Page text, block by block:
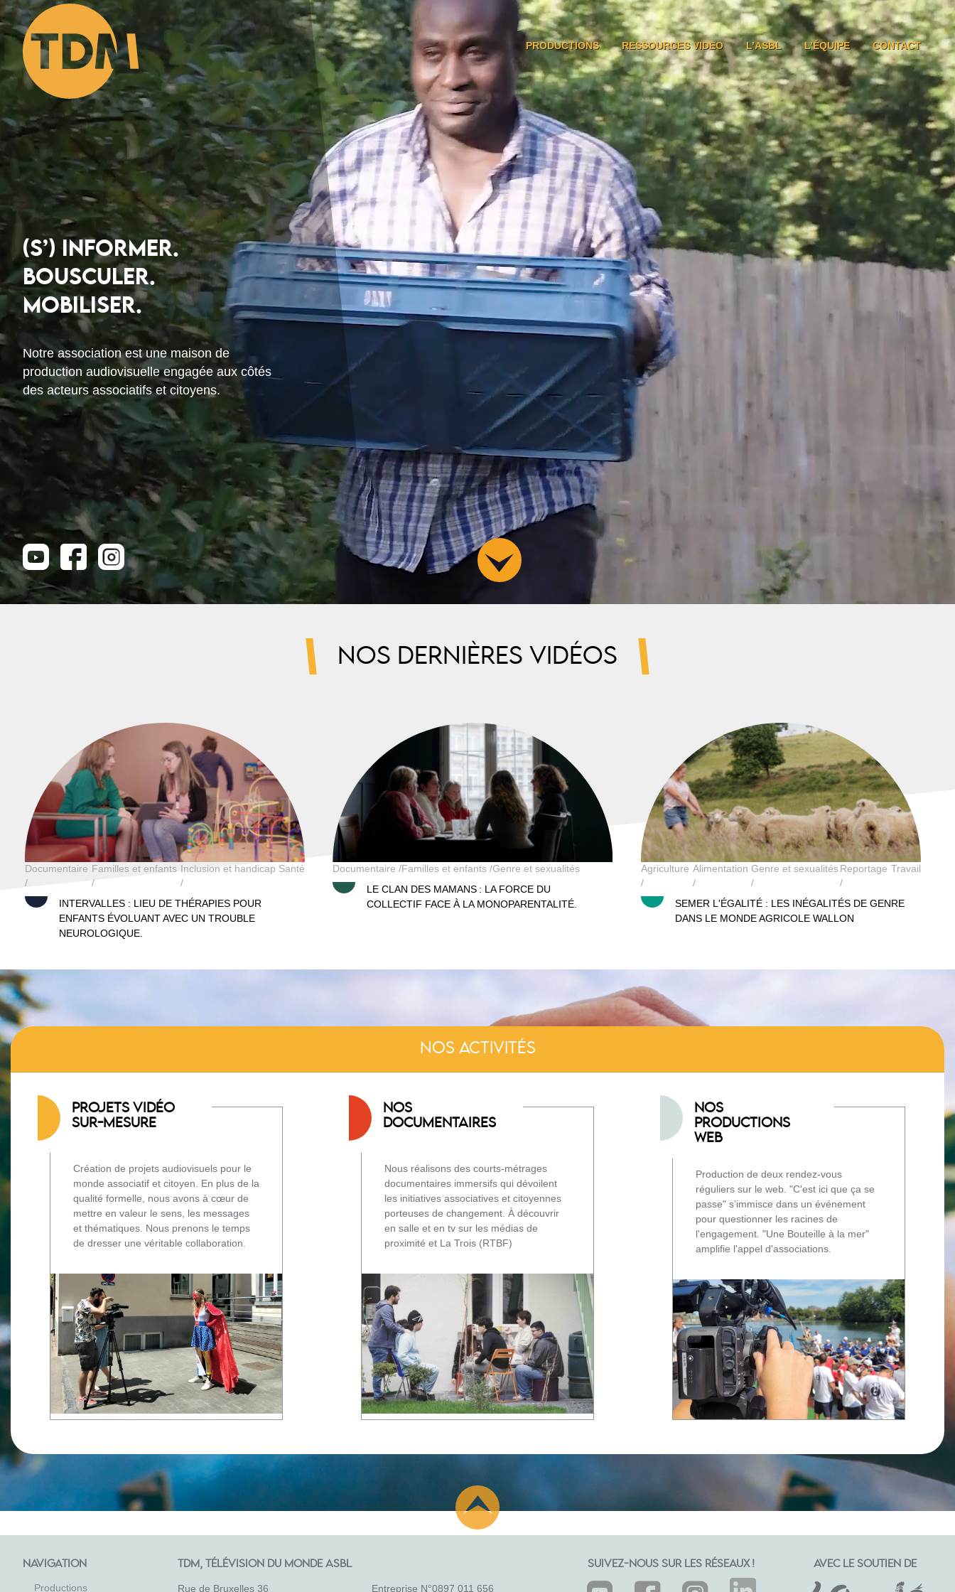
PRODUCTIONS RESSOURCES VIDEO L’ASBL L’ÉQUIPE CONTACT
(S’) INFORMER.
BOUSCULER.
MOBILISER.
Notre association est une maison de
production audiovisuelle engagée aux côtés
des acteurs associatifs et citoyens.
NOS DERNIÈRES VIDÉOS
Documentaire Familles et enfants Inclusion et handicap Santé
INTERVALLES : LIEU DE THÉRAPIES POUR
ENFANTS ÉVOLUANT AVEC UN TROUBLE
NEUROLOGIQUE.
Le clan des mamans
Documentaire Familles et enfants Genre et sexualités
LE CLAN DES MAMANS : LA FORCE DU
COLLECTIF FACE À LA MONOPARENTALITÉ.
Agricultrices, semer l’égalité
Agriculture Alimentation Genre et sexualités Reportage Travail
SEMER L'ÉGALITÉ : LES INÉGALITÉS DE GENRE
DANS LE MONDE AGRICOLE WALLON
NOS ACTIVITÉS
PROJETS VIDÉO
SUR-MESURE
Création de projets audiovisuels pour le
monde associatif et citoyen. En plus de la
qualité formelle, nous avons à cœur de
mettre en valeur le sens, les messages
et thématiques. Nous prenons le temps
de dresser une véritable collaboration.
NOS
DOCUMENTAIRES
Nous réalisons des courts-métrages
documentaires immersifs qui dévoilent
les initiatives associatives et citoyennes
porteuses de changement. À découvrir
en salle et en tv sur les médias de
proximité et La Trois (RTBF)
NOS
PRODUCTIONS
WEB
Production de deux rendez-vous
réguliers sur le web. "C'est ici que ça se
passe" s’immisce dans un événement
pour questionner les racines de
l'engagement. "Une Bouteille à la mer"
amplifie l'appel d'associations.
NAVIGATION
Productions
TDM, TÉLÉVISION DU MONDE ASBL
Rue de Bruxelles 36 Entreprise N°0897 011 656
SUIVEZ-NOUS SUR LES RÉSEAUX ! AVEC LE SOUTIEN DE